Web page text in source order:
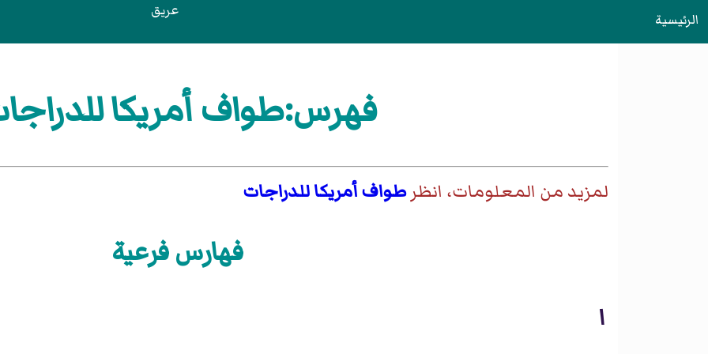
الرئيسية عريق
فهرس:طواف أمريكا
لمزيد من المعلومات، انظرطواف أمريكا للدراجات
فهارس فرعية
ا